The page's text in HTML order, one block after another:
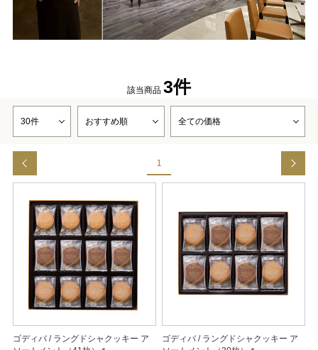
該当商品 3件
1
ゴディバ / ラングドシャクッキー ア
ゴディバ / ラングドシャクッキー ア